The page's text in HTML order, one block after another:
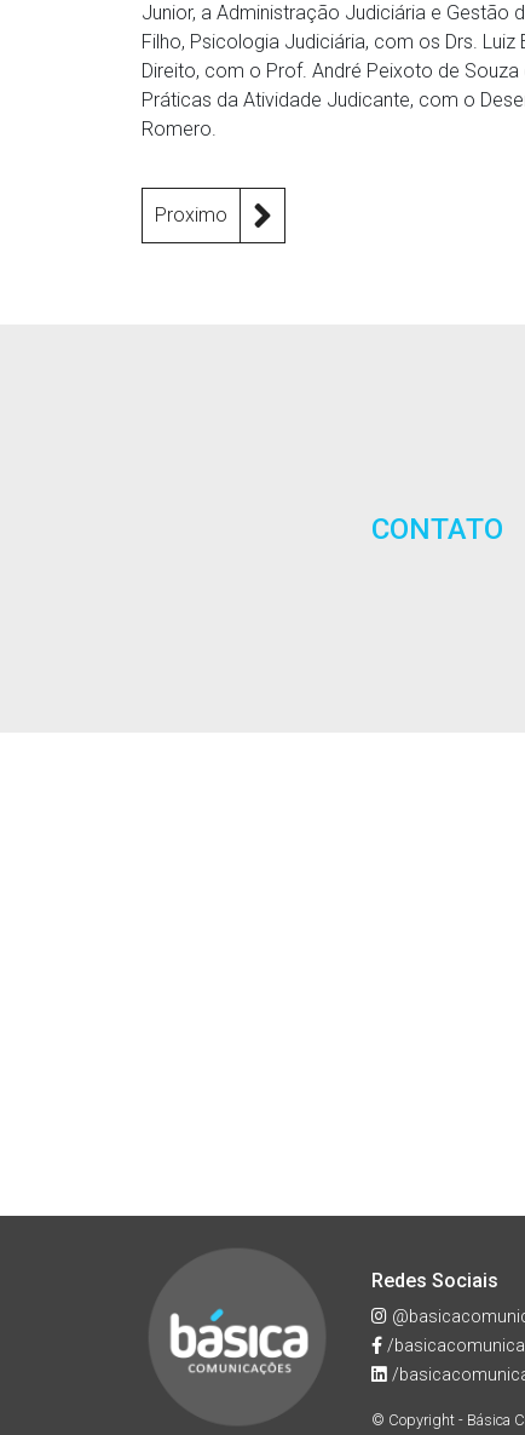
Junior, a Administração Judiciária e
Filho, Psicologia Judiciária, com os Drs.
Direito, com o Prof. André Peixoto de
Práticas da Atividade Judicante, com o
Romero.
Proximo
CONTATO
Redes Sociais
/
/
© Copyright - Básica